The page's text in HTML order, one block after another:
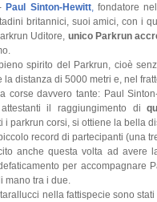
-Paul Sinton-Hewitt, fondatore
britannici, suoi amici, con i
Uditore, unico Parkrun
spirito del Parkrun, cioè
distanza di 5000 metri e, nel
corse davvero tante: Paul
il raggiungimento di
i parkrun corsi, si ottiene la bella
record di partecipanti (una
anche questa volta ad avere
per accompagnare
mano tra i due.
nella fattispecie sono